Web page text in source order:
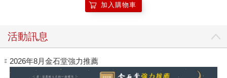
加入購物車
活動訊息
2026年8月金石堂強力推薦